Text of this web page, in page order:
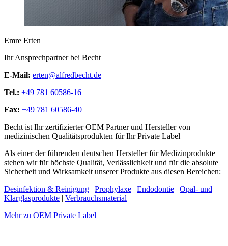
Emre Erten
Ihr Ansprechpartner bei Becht
E-Mail: erten@alfredbecht.de
Tel.: +49 781 60586-16
Fax: +49 781 60586-40
Becht ist Ihr zertifizierter OEM Partner und Hersteller von
medizinischen Qualitätsprodukten für Ihr Private Label
Als einer der führenden deutschen Hersteller für Medizinprodukte
stehen wir für höchste Qualität, Verlässlichkeit und für die absolute
Sicherheit und Wirksamkeit unserer Produkte aus diesen Bereichen:
Desinfektion & Reinigung | Prophylaxe | Endodontie | Opal- und
Klarglasprodukte | Verbrauchsmaterial
Mehr zu OEM Private Label